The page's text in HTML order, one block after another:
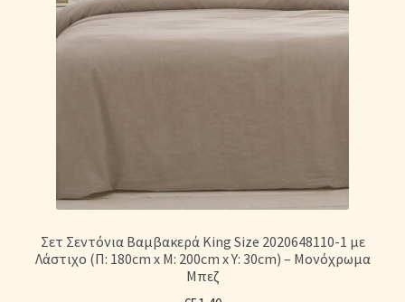
Σετ Σεντόνια Βαμβακερά King Size 2020648110-1 με
Λάστιχο (Π: 180cm x Μ: 200cm x Υ: 30cm) – Μονόχρωμα
Μπεζ